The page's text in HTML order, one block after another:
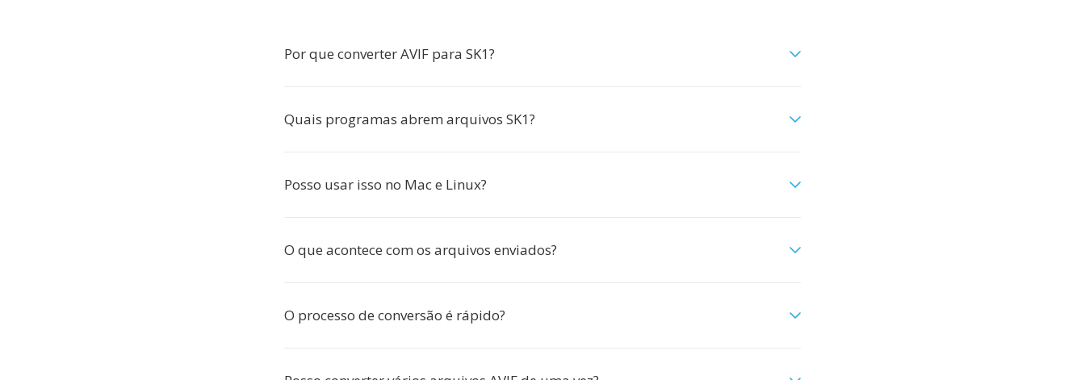
Por que converter AVIF para SK1?
Quais programas abrem arquivos SK1?
Posso usar isso no Mac e Linux?
O que acontece com os arquivos enviados?
O processo de conversão é rápido?